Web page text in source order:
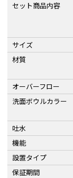
セット商品内容
サイズ
材質
オーバーフロー
洗面ボウルカラー
吐水
機能
設置タイプ
保証期間